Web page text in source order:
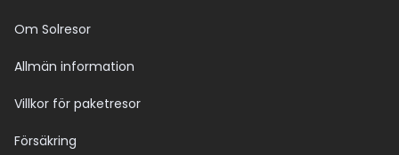
Om Solresor
Allmän information
Villkor för paketresor
Försäkring